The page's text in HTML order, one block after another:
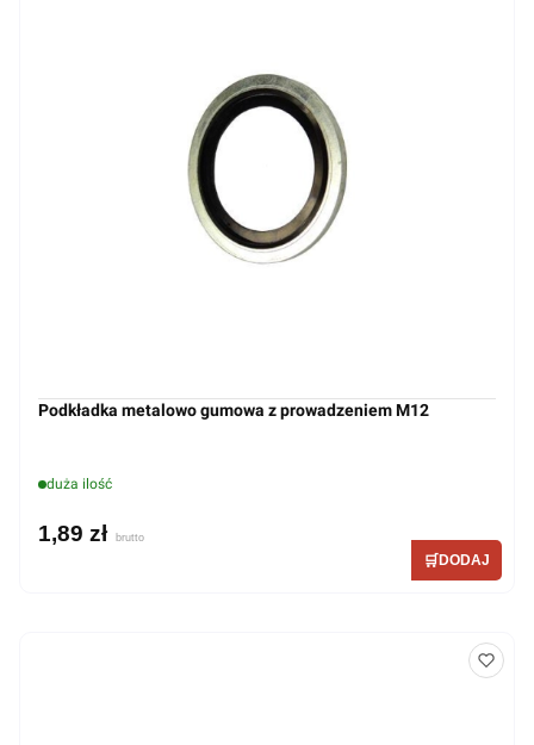
Podkładka metalowo gumowa z prowadzeniem M12
duża ilość
1,89 zł